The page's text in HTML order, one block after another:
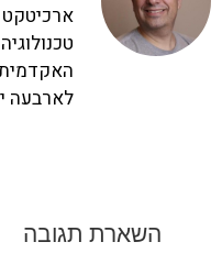
ארכיטקט
האקדמית
לארבעה
השארת תגובה